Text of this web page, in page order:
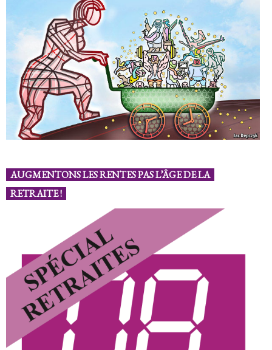
AUGMENTONS LES RENTES PAS L’ÂGE DE LA
RETRAITE !